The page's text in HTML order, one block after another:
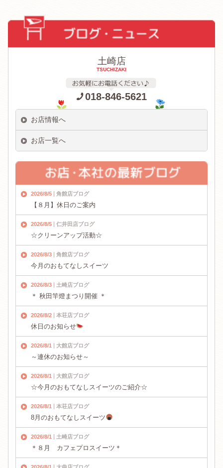
土崎店
TSUCHIZAKI
018-846-5621
お店情報へ
お店一覧へ
2026/8/5 角館店ブログ
【８月】休日のご案内
2026/8/5 仁井田店ブログ
☆クリーンアップ活動☆
2026/8/3 角館店ブログ
今月のおもてなしスイーツ
2026/8/3 土崎店ブログ
＊ 秋田竿燈まつり開催 ＊
2026/8/2 本荘店ブログ
休日のお知らせ
2026/8/1 大館店ブログ
～連休のお知らせ～
2026/8/1 大館店ブログ
☆今月のおもてなしスイーツのご紹介☆
2026/8/1 本荘店ブログ
8月のおもてなしスイーツ
2026/8/1 土崎店ブログ
＊８月 カフェプロスイーツ＊